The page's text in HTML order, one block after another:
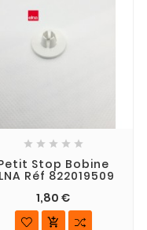
    
Stop Bobine
Réf 822019509
1,80 €
